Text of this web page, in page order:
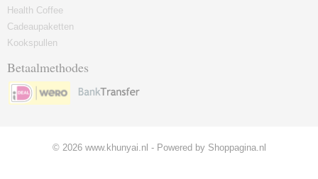
Health Coffee
Cadeaupaketten
Kookspullen
Betaalmethodes
© 2026 www.khunyai.nl - Powered by Shoppagina.nl